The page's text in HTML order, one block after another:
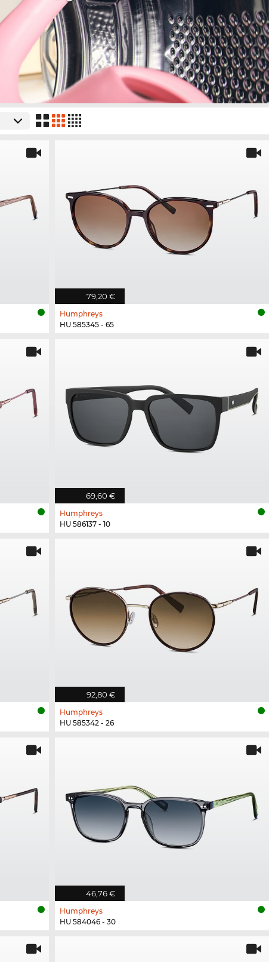
79,20 €
Humphreys
HU 585345 - 65
69,60 €
Humphreys
HU 586137 - 10
92,80 €
Humphreys
HU 585342 - 26
46,76 €
Humphreys
HU 584046 - 30